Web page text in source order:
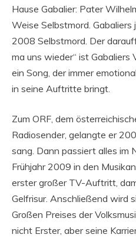
Hause Gabalier: Pater
Weise Selbstmord.
2008 Selbstmord. Der
ma uns wieder“ ist
ein Song, der immer
in seine Auftritte bringt.
Zum ORF, dem
Radiosender, gelangte er
sang. Dann passiert alles im
Frühjahr 2009 in den
erster großer TV-Auftritt,
Gelfrisur. Anschließend wird
Großen Preises der
nicht Erster, aber seine